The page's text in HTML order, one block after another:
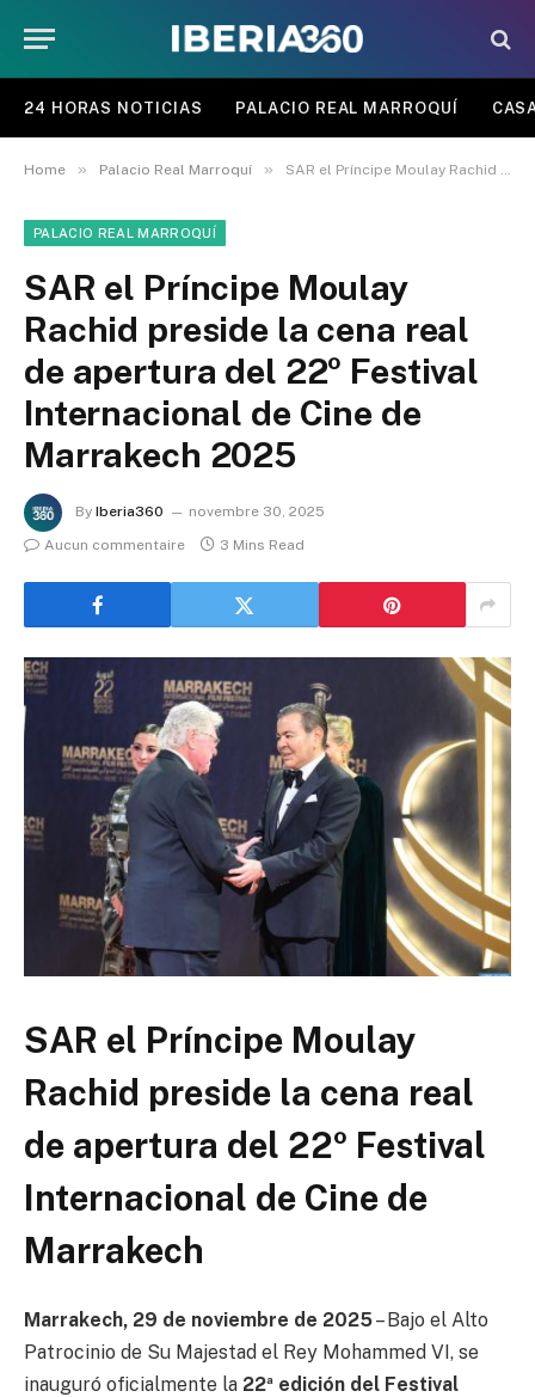
24 HORAS NOTICIAS PALACIO REAL MARROQUÍ
Home » Palacio Real Marroquí » SAR el Príncipe Moulay Rachid preside la cena real de apertura del 22º Festival Internacional de Cine de Marrakech 2025
PALACIO REAL MARROQUÍ
SAR el Príncipe Moulay
Rachid preside la cena real
de apertura del 22º Festival
Internacional de Cine de
Marrakech 2025
By Iberia360
novembre 30, 2025
Aucun commentaire
3 Mins Read
SAR el Príncipe Moulay
Rachid preside la cena real
de apertura del 22º Festival
Internacional de Cine de
Marrakech
Marrakech, 29 de noviembre de 2025– Bajo el Alto
Patrocinio de Su Majestad el Rey Mohammed VI, se
inauguró oficialmente la 22ª edición del Festival